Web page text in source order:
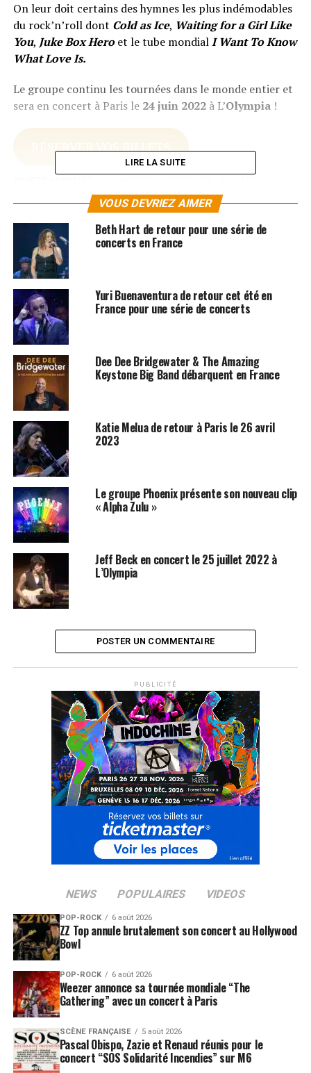
On leur doit certains des hymnes les plus indémodables
du rock’n’roll dont Cold as Ice, Waiting for a Girl Like
You, Juke Box Heroet le tube mondialI Want To Know
What Love Is.
Le groupe continu les tournées dans le monde entier et
sera en concert à Paris le 24 juin 2022à L’Olympia!
RÉSERVER VOS BILLETS
LIRE LA SUITE
VOUS DEVRIEZ AIMER
Beth Hart de retour pour une série de
concerts en France
Yuri Buenaventura de retour cet été en
France pour une série de concerts
Dee Dee Bridgewater & The Amazing
Keystone Big Band débarquent en France
Katie Melua de retour à Paris le 26 avril
2023
Le groupe Phoenix présente son nouveau clip
« Alpha Zulu »
Jeff Beck en concert le 25 juillet 2022 à
L’Olympia
POSTER UN COMMENTAIRE
PUBLICITÉ
NEWS POPULAIRES VIDEOS
POP-ROCK 6 août 2026
ZZ Top annule brutalement son concert au Hollywood
Bowl
POP-ROCK 6 août 2026
Weezer annonce sa tournée mondiale “The
Gathering” avec un concert à Paris
SCÈNE FRANÇAISE 5 août 2026
Pascal Obispo, Zazie et Renaud réunis pour le
concert “SOS Solidarité Incendies” sur M6